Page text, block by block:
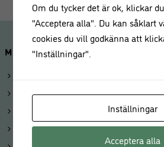
MINA SIDOR
Mitt konto
Kunduppgifter
Om du tycker det är ok, klickar
"Acceptera alla". Du kan såklart
cookies du vill godkänna att
"Inställningar".
Inställningar
Acceptera alla